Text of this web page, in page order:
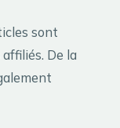
sont
De la